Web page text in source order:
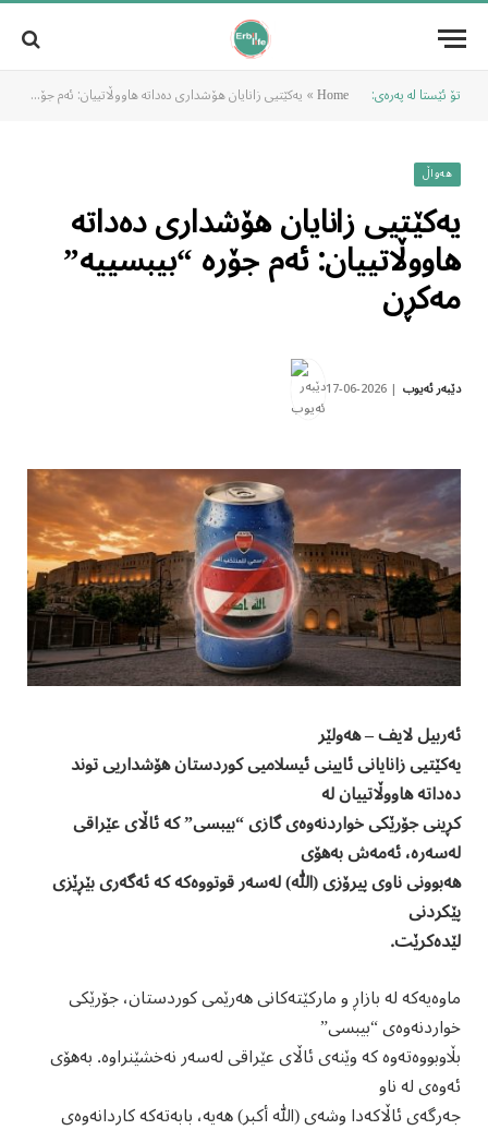
تۆ ئێستا لە پەرەی: Home
» یەکێتیی زانایان هۆشداری دەداتە هاووڵاتییان: ئەم جۆرە “بیبسییە” مەکڕن
هەواڵ
یەکێتیی زانایان هۆشداری دەداتە
هاووڵاتییان: ئەم جۆرە “بیبسییە”
مەکڕن
دێبەر ئەیوب 2026-06-17
ئەربیل لایف – هەولێر
یەکێتیی زانایانی ئایینی ئیسلامیی کوردستان هۆشداریی توند
دەداتە هاووڵاتییان لە
کڕینی جۆرێکی خواردنەوەی گازی “بیبسی” کە ئاڵای عێراقی
لەسەرە، ئەمەش بەهۆی
هەبوونی ناوی پیرۆزی (الله) لەسەر قوتووەکە کە ئەگەری بێڕێزی
پێکردنی
لێدەکرێت.
ماوەیەکە لە بازاڕ و مارکێتەکانی هەرێمی کوردستان، جۆرێکی
خواردنەوەی “بیبسی”
بڵاوبووەتەوە کە وێنەی ئاڵای عێراقی لەسەر نەخشێنراوە. بەهۆی
ئەوەی لە ناو
جەرگەی ئاڵاکەدا وشەی (الله أکبر) هەیە، بابەتەکە کاردانەوەی